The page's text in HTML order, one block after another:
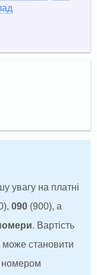
увагу на платні
090 (900), а
. Вартість
становити
номером